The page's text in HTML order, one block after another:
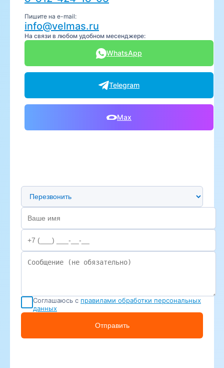
Пишите на e-mail:
info@velmas.ru
На связи в любом удобном месенджере:
WhatsApp
Telegram
Max
Предпочтительный способ связи
Соглашаюсь с правилами обработки персональных
данных
Отправить